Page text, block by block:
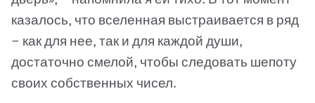
казалось, что вселенная выстраивается в ряд
— как для нее, так и для каждой души,
достаточно смелой, чтобы следовать шепоту
своих собственных чисел.